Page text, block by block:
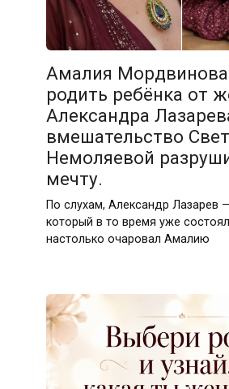
Амалия Мордвинова
родить ребёнка от
Александра
вмешательство
Немоляевой
мечту.
По слухам, Александр Лазарев
который в то время уже
настолько очаровал Амалию